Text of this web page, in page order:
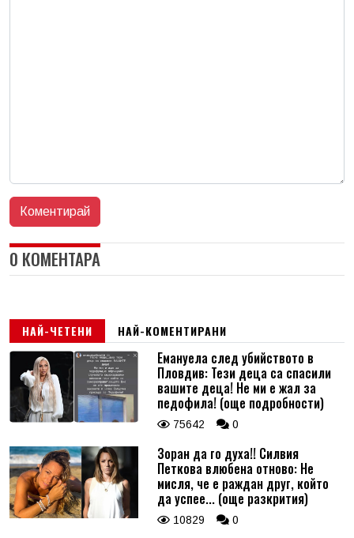
0 КОМЕНТАРА
НАЙ-ЧЕТЕНИ НАЙ-КОМЕНТИРАНИ
Емануела след убийството в
Пловдив: Тези деца са спасили
вашите деца! Не ми е жал за
педофила! (още подробности)
75642 0
Зоран да го духа!! Силвия
Петкова влюбена отново: Не
мисля, че е раждан друг, който
да успее... (още разкрития)
10829 0